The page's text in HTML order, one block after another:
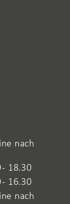
nach
- 18.30
- 16.30
nach